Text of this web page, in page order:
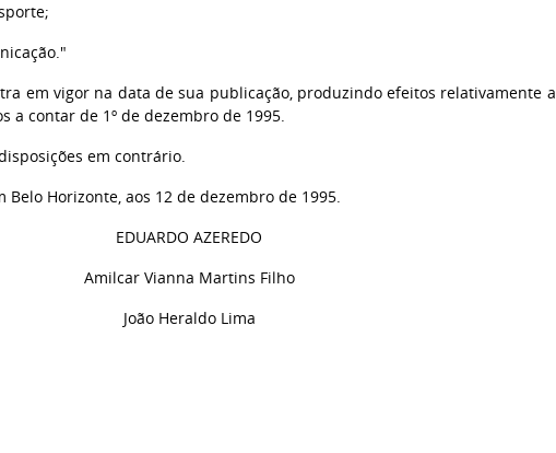
em vigor na data de sua publicação, produzindo efeitos relativamente a
a contar de 1º de dezembro de 1995.
em contrário.
Belo Horizonte, aos 12 de dezembro de 1995.
EDUARDO AZEREDO
Amilcar Vianna Martins Filho
João Heraldo Lima